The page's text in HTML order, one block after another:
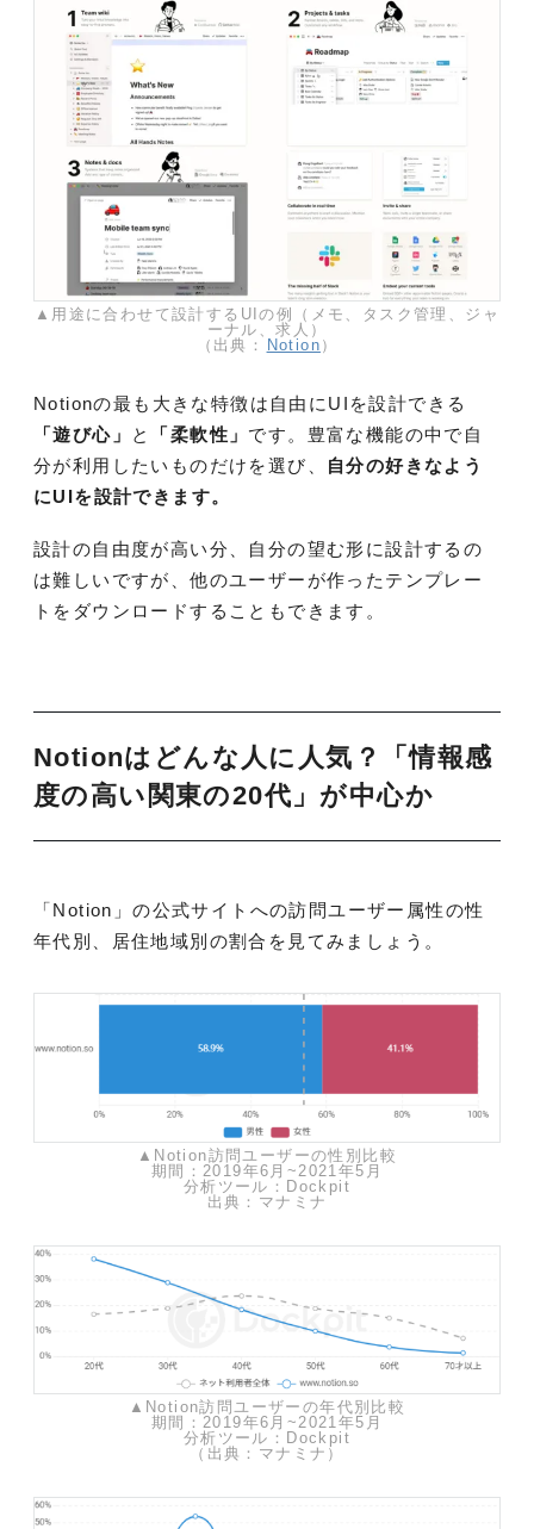
▲用途に合わせて設計するUIの例（メモ、タスク管理、ジャ
ーナル、求人）
（出典：
Notion ）
Notionの最も大きな特徴は自由にUIを設計できる
「遊び心」
と 「柔軟性」 です。豊富な機能の中で自
分が利用したいものだけを選び、
自分の好きなよう
にUIを設計できます。
設計の自由度が高い分、自分の望む形に設計するの
は難しいですが、他のユーザーが作ったテンプレー
トをダウンロードすることもできます。
Notionはどんな人に人気？「情報感
度の高い関東の20代」が中心か
「Notion」の公式サイトへの訪問ユーザー属性の性
年代別、居住地域別の割合を見てみましょう。
▲Notion訪問ユーザーの性別比較
期間：2019年6月~2021年5月
分析ツール：Dockpit
出典：マナミナ
▲Notion訪問ユーザーの年代別比較
期間：2019年6月~2021年5月
分析ツール：Dockpit
（出典：マナミナ）